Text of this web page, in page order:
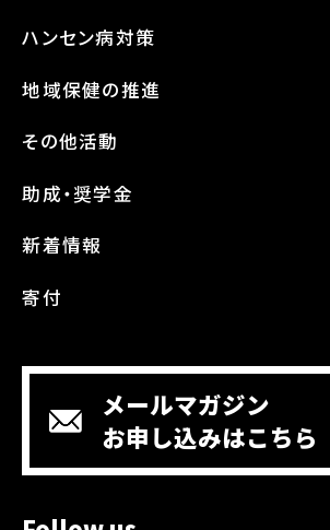
ハンセン病対策
地域保健の推進
その他活動
助成・奨学金
新着情報
寄付
メールマガジン
お申し込みはこちら